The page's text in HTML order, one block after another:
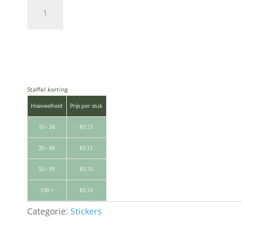
gefeliciteerd
Staffel korting
Hoeveelheid Prijs per stuk
10 - 24 €0.13
25 - 49 €0.12
50 - 99 €0.10
100 + €0.10
Categorie: Stickers